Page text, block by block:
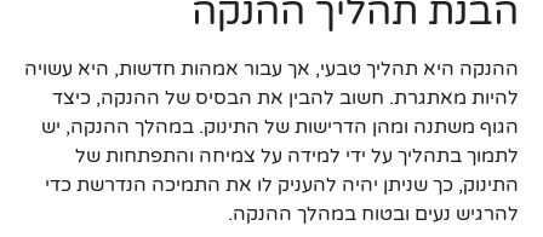
הבנת תהליך ההנקה
ההנקה היא תהליך טבעי, אך עבור אמהות חדשות, היא עשויה
להיות מאתגרת. חשוב להבין את הבסיס של ההנקה, כיצד
הגוף משתנה ומהן הדרישות של התינוק. במהלך ההנקה, יש
לתמוך בתהליך על ידי למידה על צמיחה והתפתחות של
התינוק, כך שניתן יהיה להעניק לו את התמיכה הנדרשת כדי
להרגיש נעים ובטוח במהלך ההנקה.